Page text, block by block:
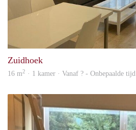
Zuidhoek
16 m2 · 1 kamer · Vanaf ? - Onbepaalde tijd